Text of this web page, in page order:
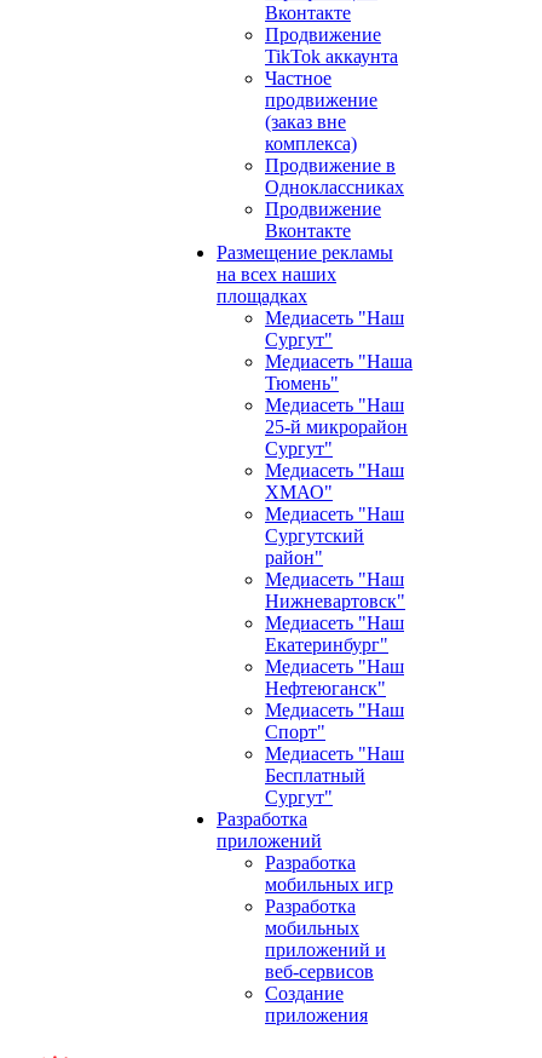
Вконтакте
Продвижение
TikTok аккаунта
Частное
продвижение
(заказ вне
комплекса)
Продвижение в
Одноклассниках
Продвижение
Вконтакте
Размещение рекламы
на всех наших
площадках
Медиасеть "Наш
Сургут"
Медиасеть "Наша
Тюмень"
Медиасеть "Наш
25-й микрорайон
Сургут"
Медиасеть "Наш
ХМАО"
Медиасеть "Наш
Сургутский
район"
Медиасеть "Наш
Нижневартовск"
Медиасеть "Наш
Екатеринбург"
Медиасеть "Наш
Нефтеюганск"
Медиасеть "Наш
Спорт"
Медиасеть "Наш
Бесплатный
Сургут"
Разработка
приложений
Разработка
мобильных игр
Разработка
мобильных
приложений и
веб-сервисов
Создание
приложения